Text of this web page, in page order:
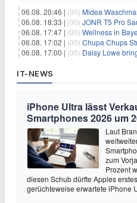
06.08. 20:46 | (00) Midea Waschmaschine
06.08. 18:33 | (00) JONR T5 Pro
06.08. 17:47 | (00) Wellness in Bayern: 2
06.08. 17:02 | (00) Chupa Chups
06.08. 17:00 | (00) Daisy Lowe
IT-NEWS
iPhone Ultra lässt
Smartphones 2026 um
Laut
zum
Prozent
diesen Schub dürfte Apples
gerüchteweise erwartete iPhone